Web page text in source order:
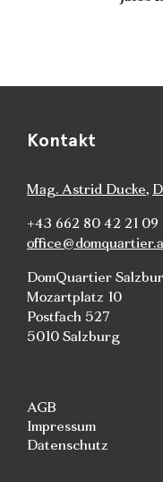
Kontakt
Mag. Astrid Ducke,
+43 662 80 42 21 09
DomQuartier
Mozartplatz 10
Postfach 527
5010 Salzburg
AGB
Impressum
Datenschutz